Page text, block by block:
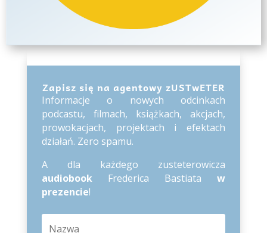
Zapisz się na agentowy zUSTwETER
Informacje o nowych odcinkach
podcastu, filmach, książkach, akcjach,
prowokacjach, projektach i efektach
działań. Zero spamu.
A dla każdego zusteterowicza
audiobookFrederica Bastiataw
prezencie!